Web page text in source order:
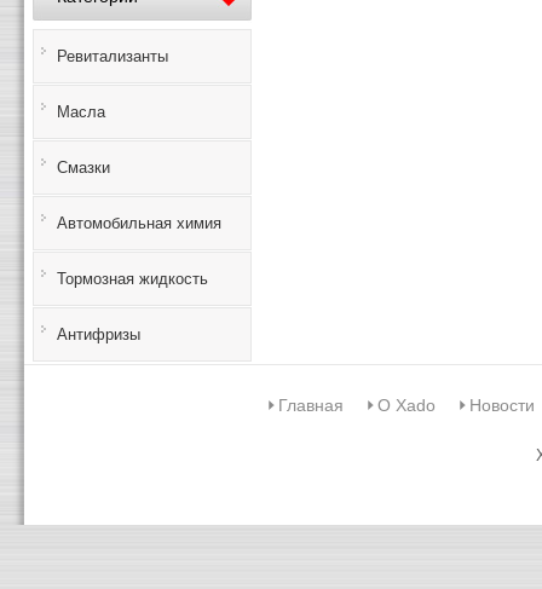
Ревитализанты
Масла
Смазки
Автомобильная химия
Тормозная жидкость
Антифризы
Главная О Xado Новости